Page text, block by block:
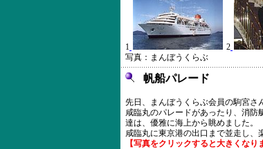
1 2
写真：まんぼうくらぶ
帆船パレード
先日、まんぼうくらぶ会員の駒宮さ
咸臨丸のパレードがあったり、消
達は、優雅に海上から眺めました。
咸臨丸に東京港の出口まで並走し、
【写真をクリックすると大きくなり